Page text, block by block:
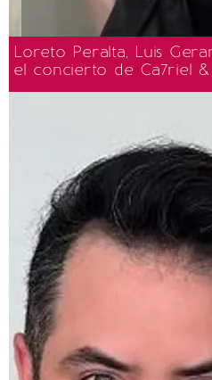
Loreto Peralta, Luis
el concierto de Ca7riel